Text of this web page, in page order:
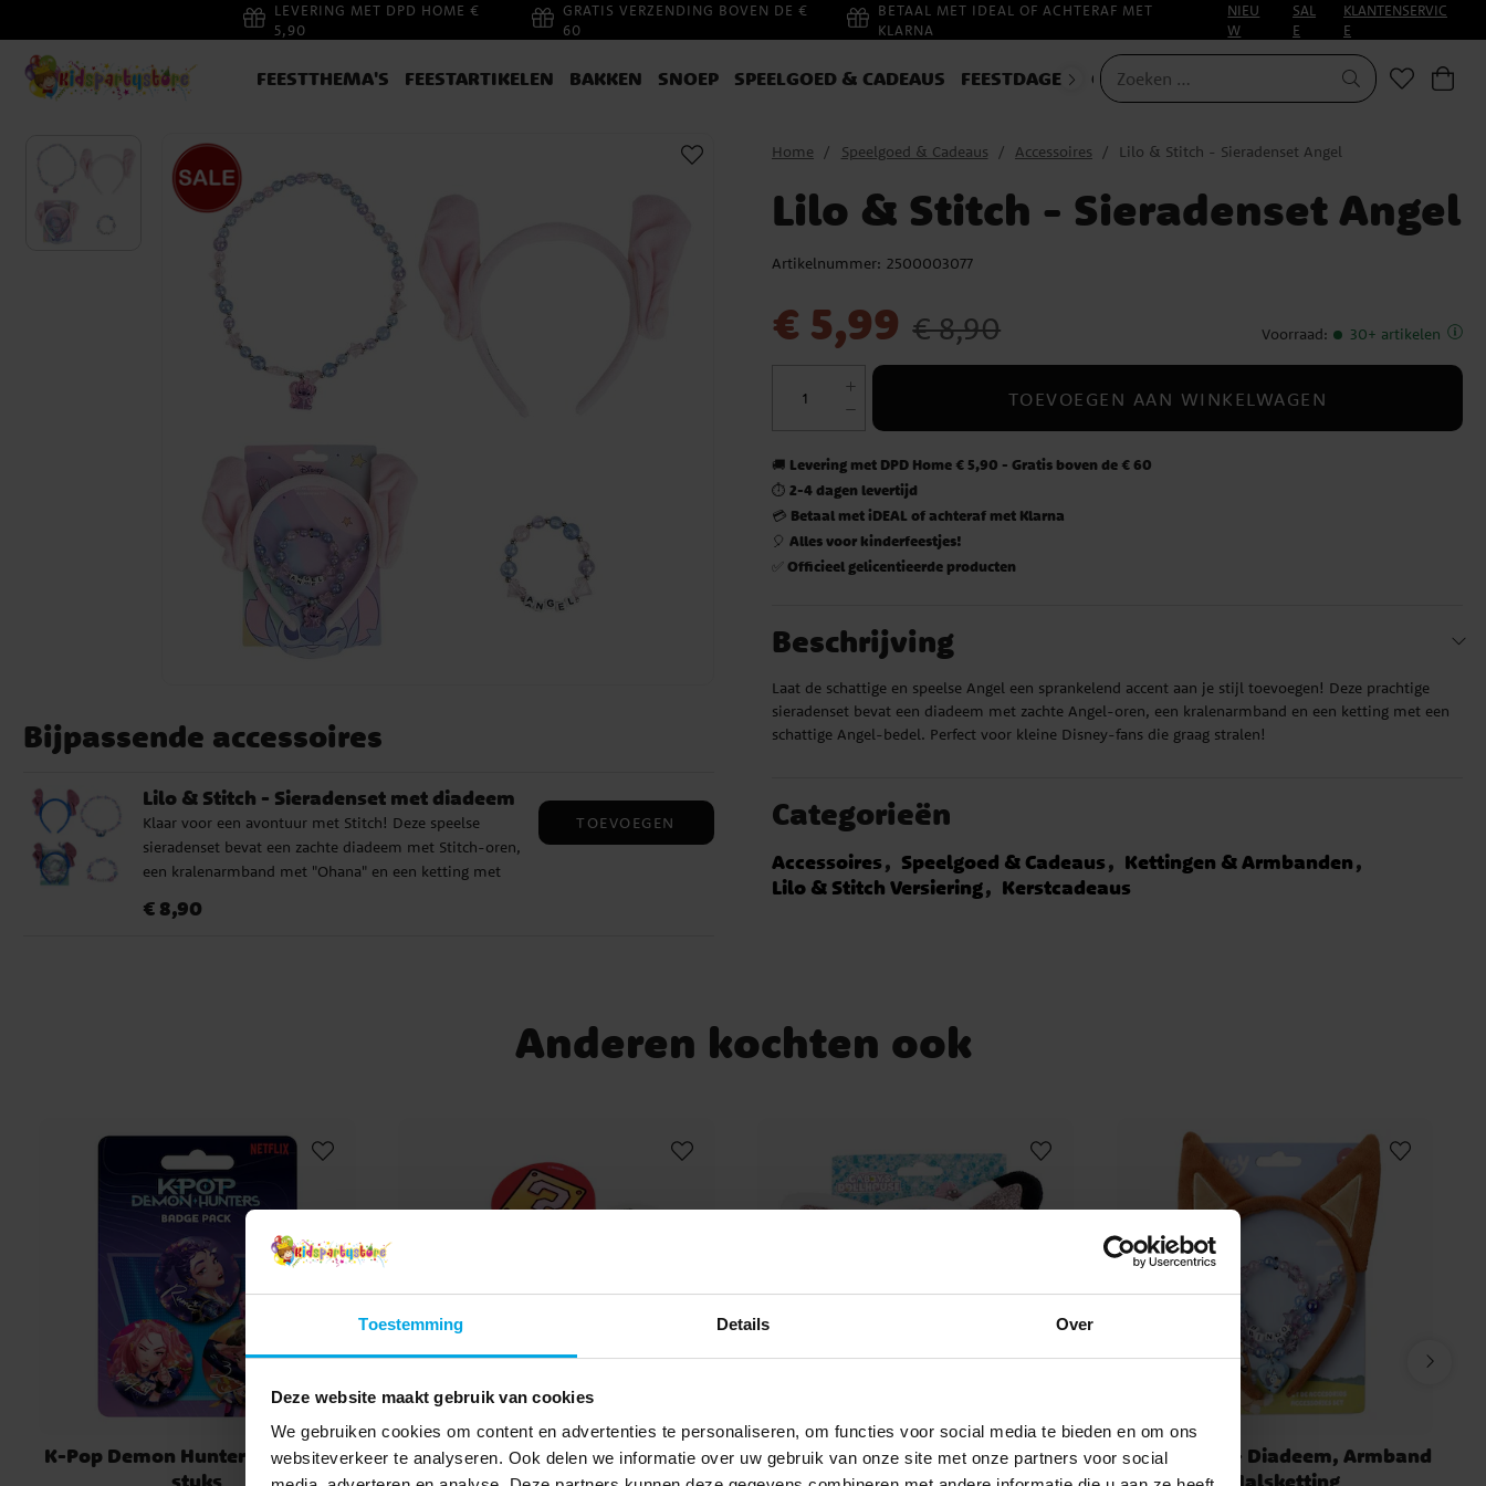
Toestemming Details Over
Deze website maakt gebruik van cookies
We gebruiken cookies om content en advertenties te personaliseren, om functies voor social media te bieden en om ons
websiteverkeer te analyseren. Ook delen we informatie over uw gebruik van onze site met onze partners voor social
LEVERING MET DPD HOME €
5,90
GRATIS VERZENDING BOVEN DE €
60
BETAAL MET IDEAL OF ACHTERAF MET
KLARNA
NIEU
W
SAL
E
KLANTENSERVIC
E
FEESTTHEMA'S FEESTARTIKELEN BAKKEN SNOEP SPEELGOED & CADEAUS FEESTDAGEN CARNAVAL
Bijpassende accessoires
Lilo & Stitch - Sieradenset met diadeem
Klaar voor een avontuur met Stitch! Deze speelse
sieradenset bevat een zachte diadeem met Stitch-oren,
een kralenarmband met "Ohana" en een ketting met
fans die wat magie aan hun outfit willen toevoegen!
Prijs :€ 8,90
€ 8,90
TOEVOEGEN
Home Speelgoed & Cadeaus Accessoires Lilo & Stitch - Sieradenset Angel
Lilo & Stitch - Sieradenset Angel
Artikelnummer: 2500003077
€ 5,99 € 8,90 Voorraad: 30+ artikelen
TOEVOEGEN AAN WINKELWAGEN
🚚 Levering met DPD Home € 5,90 - Gratis boven de € 60
⏱️2-4 dagen levertijd
💳 Betaal met iDEAL of achteraf met Klarna
🎈Alles voor kinderfeestjes!
✅Officieel gelicentieerde producten
Beschrijving
Laat de schattige en speelse Angel een sprankelend accent aan je stijl toevoegen! Deze prachtige
sieradenset bevat een diadeem met zachte Angel-oren, een kralenarmband en een ketting met een
schattige Angel-bedel. Perfect voor kleine Disney-fans die graag stralen!
Categorieën
Accessoires Speelgoed & Cadeaus
Kettingen & Armbanden
Lilo & Stitch Versiering
Kerstcadeaus
Anderen kochten ook
K-Pop Demon Hunters Buttons 3
Super Mario Gummen 4 stuks
Gabby's Dollhouse Diadeem,
Bluey Bingo - Diadeem, Armband